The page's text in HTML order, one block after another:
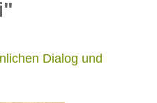
Dialog und